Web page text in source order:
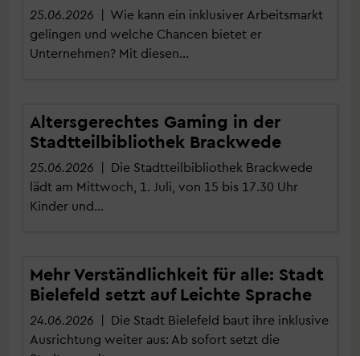
25.06.2026 | Wie kann ein inklusiver Arbeitsmarkt
gelingen und welche Chancen bietet er
Unternehmen? Mit diesen…
Altersgerechtes Gaming in der
Stadtteilbibliothek Brackwede
25.06.2026 | Die Stadtteilbibliothek Brackwede
lädt am Mittwoch, 1. Juli, von 15 bis 17.30 Uhr
Kinder und…
Mehr Verständlichkeit für alle: Stadt
Bielefeld setzt auf Leichte Sprache
24.06.2026 | Die Stadt Bielefeld baut ihre inklusive
Ausrichtung weiter aus: Ab sofort setzt die